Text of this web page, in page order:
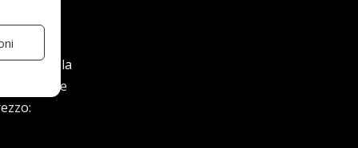
per la
incredibile